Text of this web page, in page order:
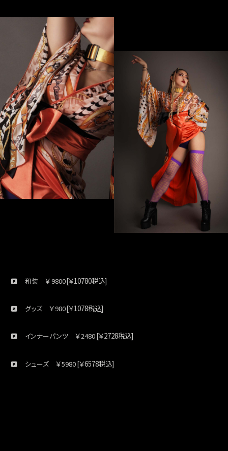
和装 ￥9800[￥10780税込]
グッズ ￥980[￥1078税込]
インナーパンツ ￥2480[￥2728税込]
シューズ ￥5980[￥6578税込]